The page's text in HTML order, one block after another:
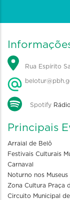
Rua Espírito
Spotify
Principais
Arraial de Belô
Festivais Culturais
Carnaval
Noturno nos Museus
Zona Cultura Praça
Circuito Municipal